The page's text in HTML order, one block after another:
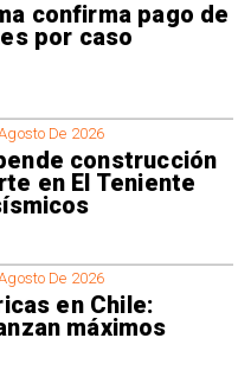
confirma pago de
por caso
De 2026
construcción
en El Teniente
De 2026
en Chile:
máximos